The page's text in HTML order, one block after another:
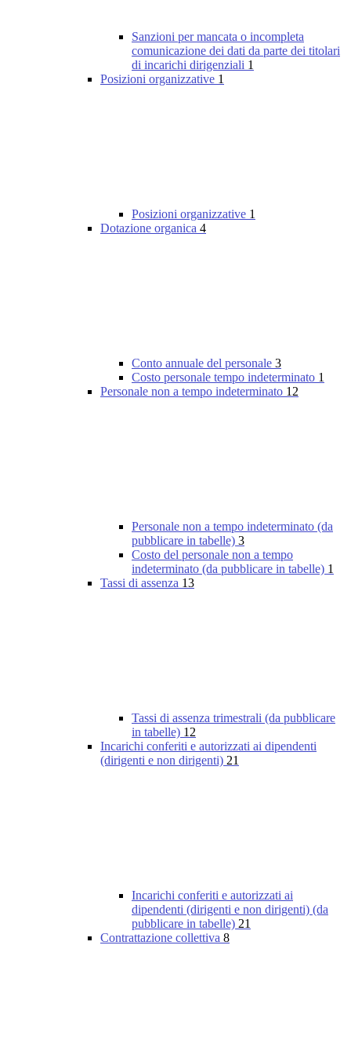
Sanzioni per mancata o incompleta
comunicazione dei dati da parte dei titolari
di incarichi dirigenziali 1
Posizioni organizzative 1
Posizioni organizzative 1
Dotazione organica 4
Conto annuale del personale 3
Costo personale tempo indeterminato 1
Personale non a tempo indeterminato 12
Personale non a tempo indeterminato (da
pubblicare in tabelle) 3
Costo del personale non a tempo
indeterminato (da pubblicare in tabelle) 1
Tassi di assenza 13
Tassi di assenza trimestrali (da pubblicare
in tabelle) 12
Incarichi conferiti e autorizzati ai dipendenti
(dirigenti e non dirigenti) 21
Incarichi conferiti e autorizzati ai
dipendenti (dirigenti e non dirigenti) (da
pubblicare in tabelle) 21
Contrattazione collettiva 8